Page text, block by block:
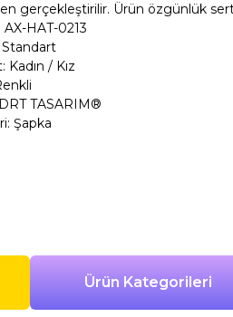
gerçekleştirilir. Ürün özgünlük
HAT-0213
Kadın / Kız
TASARIM®
Şapka
Ürün Kategorileri